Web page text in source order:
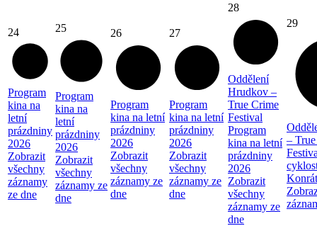
24
Program
kina na
letní
prázdniny
2026
Zobrazit
všechny
záznamy
ze dne
25
Program
kina na
letní
prázdniny
2026
Zobrazit
všechny
záznamy ze
dne
26
Program
kina na letní
prázdniny
2026
Zobrazit
všechny
záznamy ze
dne
27
Program
kina na letní
prázdniny
2026
Zobrazit
všechny
záznamy ze
dne
28
Oddělení
Hrudkov –
True Crime
Festival
Program
kina na letní
prázdniny
2026
Zobrazit
všechny
záznamy ze
dne
29
–